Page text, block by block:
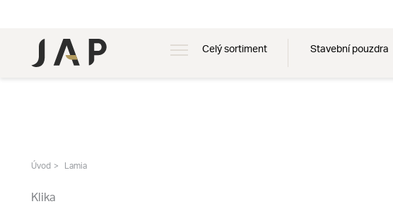
Celý sortiment Stavební pouzdra
Úvod Lamia
Klika